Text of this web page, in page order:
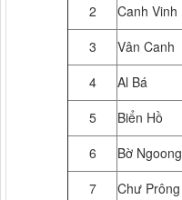
2
Canh Vinh
3
Vân Canh
4
Al Bá
5
Biển Hồ
6
Bờ Ngoong
7
Chư Prông